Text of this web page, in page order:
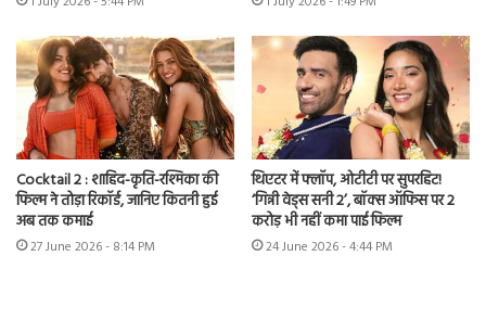
Cocktail 2 : शाहिद-कृति-रश्मिका की
फिल्म ने तोड़ा रिकॉर्ड, जानिए कितनी हुई
अब तक कमाई
27 June 2026 - 8:14 PM
थिएटर में फ्लॉप, ओटीटी पर सुपरहिट!
‘गिन्नी वेड्स सनी 2’, बॉक्स ऑफिस पर 2
करोड़ भी नहीं कमा पाई फिल्म
24 June 2026 - 4:44 PM